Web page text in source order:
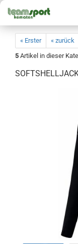
« Erster
« zurück
5 Artikel in dieser